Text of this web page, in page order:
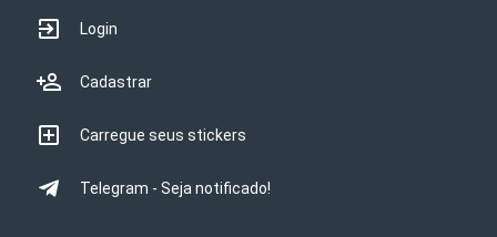
Login
Cadastrar
Carregue seus stickers
Telegram - Seja notificado!